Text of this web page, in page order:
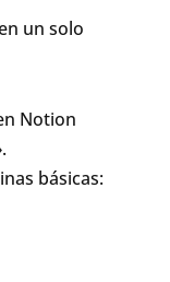
un solo
Notion
básicas: